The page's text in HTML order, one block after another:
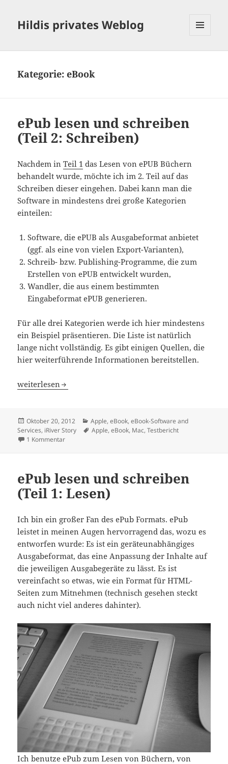
Hildis privates Weblog
Kategorie:eBook
ePub lesen und schreiben
(Teil 2: Schreiben)
Nachdem inTeil 1 das Lesen von ePUB Büchern
behandelt wurde, möchte ich im 2. Teil auf das
Schreiben dieser eingehen. Dabei kann man die
Software in mindestens drei große Kategorien
einteilen:
Software, die ePUB als Ausgabeformat anbietet
(ggf. als eine von vielen Export-Varianten),
Schreib- bzw. Publishing-Programme, die zum
Erstellen von ePUB entwickelt wurden,
Wandler, die aus einem bestimmten
Eingabeformat ePUB generieren.
Für alle drei Kategorien werde ich hier mindestens
ein Beispiel präsentieren. Die Liste ist natürlich
lange nicht vollständig. Es gibt einigen Quellen, die
hier weiterführende Informationen bereitstellen.
ePub lesen und schreiben (Teil 2: Schreiben)
weiterlesen
Veröffentlicht
am
Oktober 20, 2012 Kategorien
Apple,eBook,eBook-Software and
Services, iRiver Story Schlagwörter
Apple,eBook, Mac,Testbericht
1 Kommentarzu ePub lesen und schreiben (Teil 2: Schreiben)
ePub lesen und schreiben
(Teil 1: Lesen)
Ich bin ein großer Fan des ePub Formats. ePub
leistet in meinen Augen hervorragend das, wozu es
entworfen wurde: Es ist ein geräteunabhängiges
Ausgabeformat, das eine Anpassung der Inhalte auf
die jeweiligen Ausgabegeräte zu lässt. Es ist
vereinfacht so etwas, wie ein Format für HTML-
Seiten zum Mitnehmen (technisch gesehen steckt
auch nicht viel anderes dahinter).
Ich benutze ePub zum Lesen von Büchern, von